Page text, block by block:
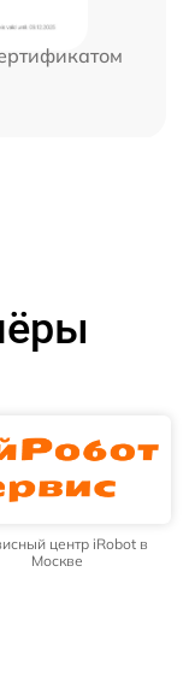
центр iRobot в
Москве